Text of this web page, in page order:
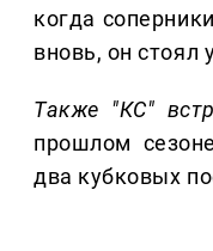
когда
вновь, он стоял
Также "КС"
прошлом
два кубковых